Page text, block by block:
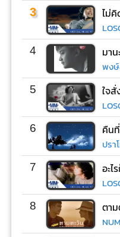
3 ไม่
4 มา
พง
5 ใจ
6 คืน
ปรา
7 อะ
8 ตา